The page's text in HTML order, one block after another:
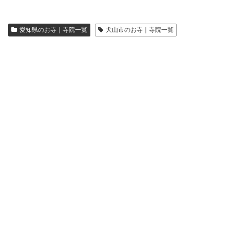
愛知県のお寺｜寺院一覧 犬山市のお寺｜寺院一覧